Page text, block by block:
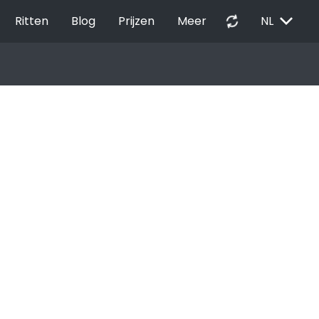
Ritten Blog Prijzen Meer autorenew NL EXPAND_MORE